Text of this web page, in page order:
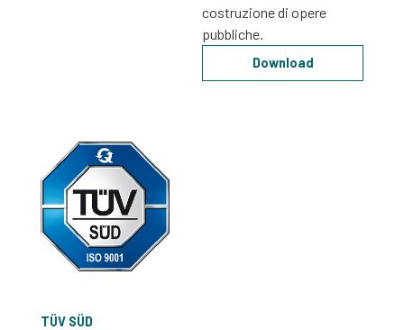
costruzione di opere
pubbliche.
Download
TÜV SÜD